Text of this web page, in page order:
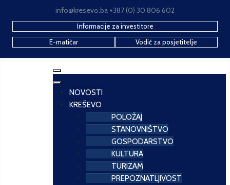
info@kresevo.ba +387 (0) 30 806 602
Informacije za investitore
E-matičar
Vodič za posjetitelje
NOVOSTI
KREŠEVO
POLOŽAJ
STANOVNIŠTVO
GOSPODARSTVO
KULTURA
TURIZAM
PREPOZNATLJIVOST